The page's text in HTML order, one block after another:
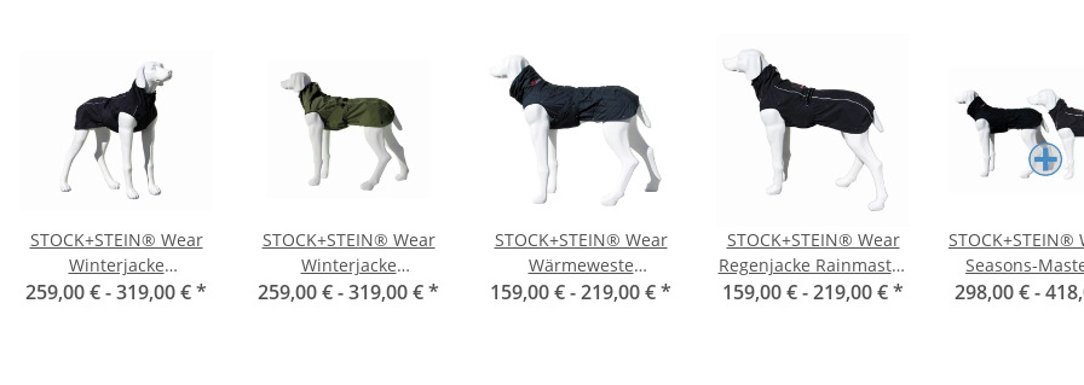
STOCK+STEIN® Wear
Winterjacke
Wintermaster Phantom
259,00 € -319,00 €*
STOCK+STEIN® Wear
Winterjacke
Wintermaster Seals
259,00 € -319,00 €*
STOCK+STEIN® Wear
Wärmeweste
Coldmaster
159,00 € -219,00 €*
STOCK+STEIN® Wear
Regenjacke Rainmaster
Phantom schwarz
159,00 € -219,00 €*
STOCK+STEIN®
Seasons-
Phantom
298,00 € -